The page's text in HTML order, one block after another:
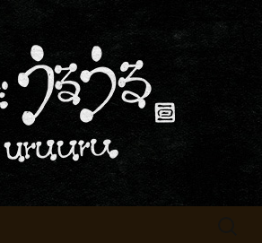
でおいしい地酒が飲
うるうる」のブロ
の町屋居酒屋「一献う
のお知らせ